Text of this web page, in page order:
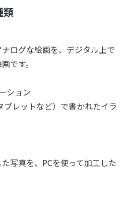
類
ログな絵画を、デジタル上で
です。
ション
ブレットなど）で書かれたイラ
写真を、PCを使って加工した